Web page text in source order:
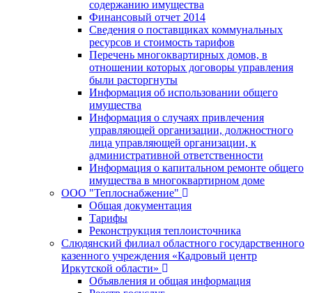
содержанию имущества
Финансовый отчет 2014
Сведения о поставщиках коммунальных
ресурсов и стоимость тарифов
Перечень многоквартирных домов, в
отношении которых договоры управления
были расторгнуты
Информация об использовании общего
имущества
Информация о случаях привлечения
управляющей организации, должностного
лица управляющей организации, к
административной ответственности
Информация о капитальном ремонте общего
имущества в многоквартирном доме
ООО "Теплоснабжение"
Общая документация
Тарифы
Реконструкция теплоисточника
Слюдянский филиал областного государственного
казенного учреждения «Кадровый центр
Иркутской области»
Объявления и общая информация